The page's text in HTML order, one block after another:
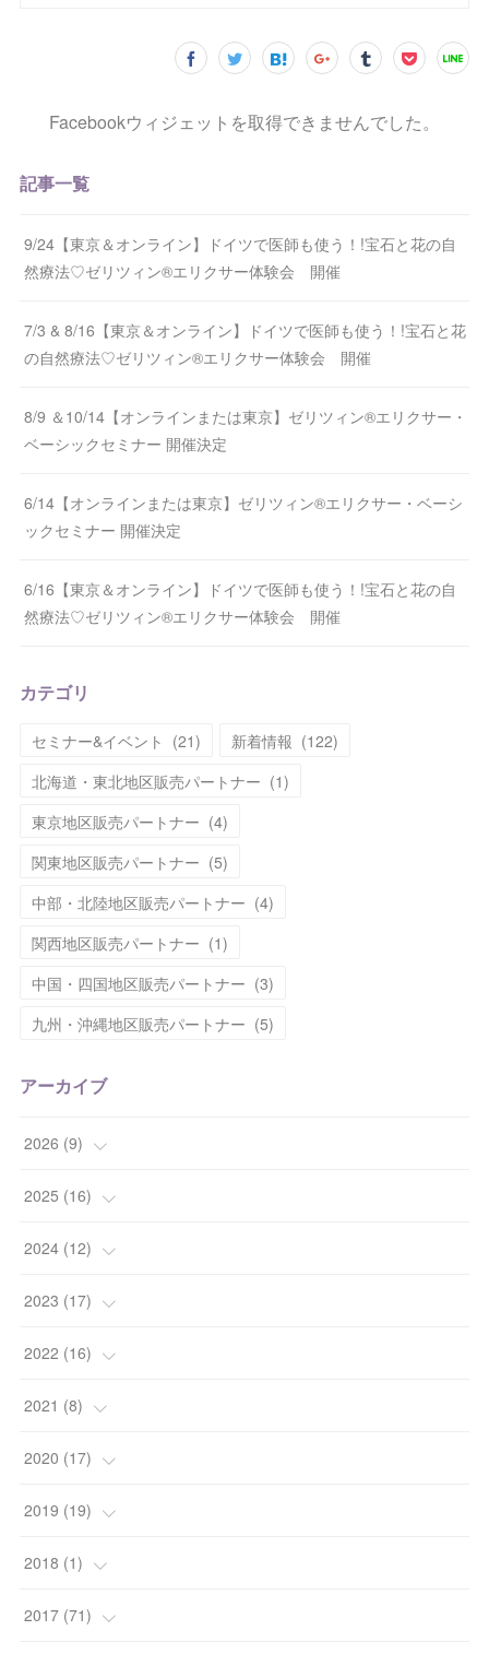
Facebookウィジェットを取得できませんでした。
記事一覧
9/24【東京＆オンライン】ドイツで医師も使う！!宝石と花の自
然療法♡ゼリツィン®エリクサー体験会 開催
7/3 & 8/16【東京＆オンライン】ドイツで医師も使う！!宝石と花
の自然療法♡ゼリツィン®エリクサー体験会 開催
8/9 ＆10/14【オンラインまたは東京】ゼリツィン®エリクサー・
ベーシックセミナー 開催決定
6/14【オンラインまたは東京】ゼリツィン®エリクサー・ベーシ
ックセミナー 開催決定
6/16【東京＆オンライン】ドイツで医師も使う！!宝石と花の自
然療法♡ゼリツィン®エリクサー体験会 開催
カテゴリ
セミナー&イベント (21) 新着情報 (122)
北海道・東北地区販売パートナー (1)
東京地区販売パートナー (4)
関東地区販売パートナー (5)
中部・北陸地区販売パートナー (4)
関西地区販売パートナー (1)
中国・四国地区販売パートナー (3)
九州・沖縄地区販売パートナー (5)
アーカイブ
2026 (9)
(1)
( 2)
(2)
( 2)
(2
2025 (16)
(2)
(2)
(6)
(4
(2)
2024 (12)
(1)
(2)
(2
(3)
( 4)
2023 (17)
(1)
(5
(3)
(4)
(2
2022 (16)
(1
(1)
(4)
(4
( 4)
2021 (8)
(3)
(2)
(1
(2)
2020 (17)
(2)
(4
(2)
2019 (19)
(4
(1)
2018 (1)
(1)
2017 (71)